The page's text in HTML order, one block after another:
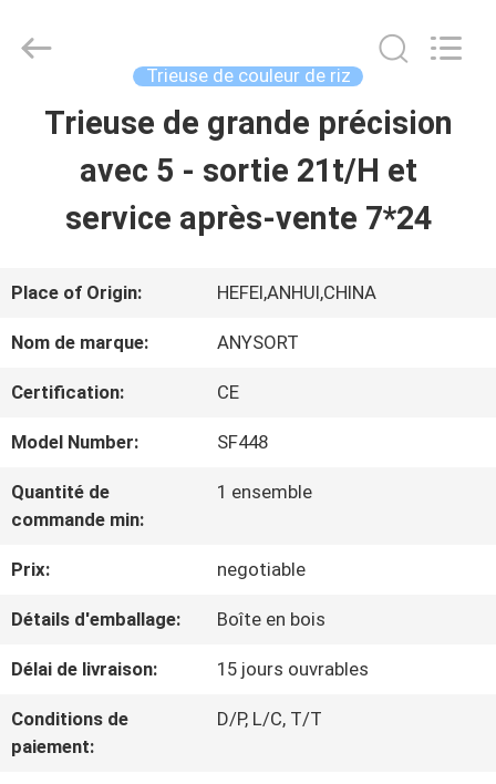
MAISON
PRODUITS
AU
SUJET
DE
NOUS
VISITE
D'USINE
CONTRÔLE
DE
QUALITÉ
Jiexun
Trieuse de couleur de riz
Trieuse de grande précision
avec 5 - sortie 21t/H et
service après-vente 7*24
Place of Origin: HEFEI,ANHUI,CHINA
Nom de marque: ANYSORT
Certification: CE
Model Number: SF448
Quantité de
commande min:
1 ensemble
Prix: negotiable
Détails d'emballage: Boîte en bois
Délai de livraison: 15 jours ouvrables
Conditions de
paiement:
D/P, L/C, T/T